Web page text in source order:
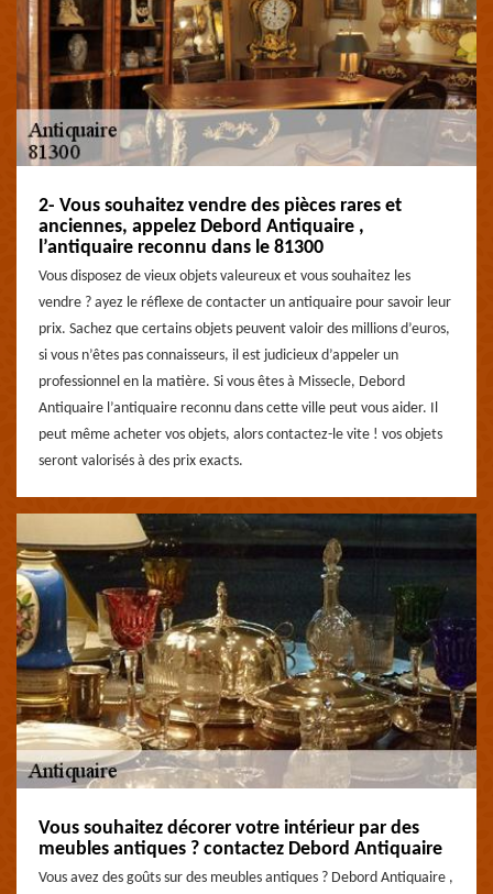
2- Vous souhaitez vendre des pièces rares et
anciennes, appelez Debord Antiquaire ,
l’antiquaire reconnu dans le 81300
Vous disposez de vieux objets valeureux et vous souhaitez les
vendre ? ayez le réflexe de contacter un antiquaire pour savoir leur
prix. Sachez que certains objets peuvent valoir des millions d’euros,
si vous n’êtes pas connaisseurs, il est judicieux d’appeler un
professionnel en la matière. Si vous êtes à Missecle, Debord
Antiquaire l’antiquaire reconnu dans cette ville peut vous aider. Il
peut même acheter vos objets, alors contactez-le vite ! vos objets
seront valorisés à des prix exacts.
Vous souhaitez décorer votre intérieur par des
meubles antiques ? contactez Debord Antiquaire
Vous avez des goûts sur des meubles antiques ? Debord Antiquaire ,